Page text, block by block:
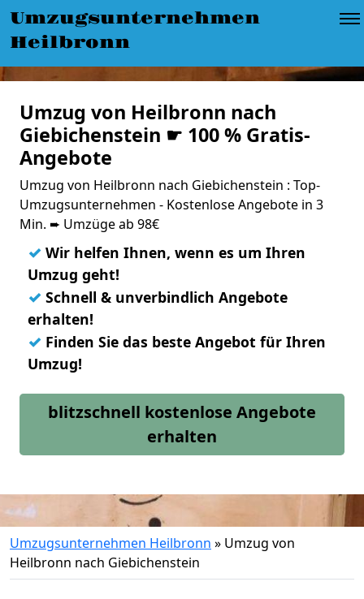
Umzugsunternehmen
Heilbronn
Umzug von Heilbronn nach
Giebichenstein ☛ 100 % Gratis-
Angebote
Umzug von Heilbronn nach Giebichenstein : Top-
Umzugsunternehmen - Kostenlose Angebote in 3
Min. ➨ Umzüge ab 98€
✓ Wir helfen Ihnen, wenn es um Ihren
Umzug geht!
✓ Schnell & unverbindlich Angebote
erhalten!
✓ Finden Sie das beste Angebot für Ihren
Umzug!
blitzschnell kostenlose Angebote
erhalten
Umzugsunternehmen Heilbronn » Umzug von
Heilbronn nach Giebichenstein